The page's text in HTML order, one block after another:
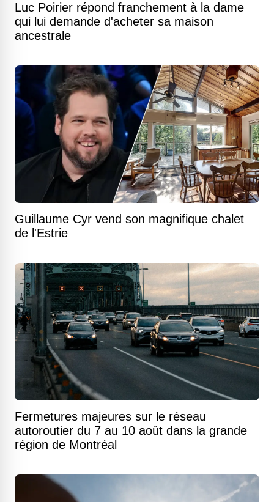
Luc Poirier répond franchement à la dame
qui lui demande d'acheter sa maison
ancestrale
Guillaume Cyr vend son magnifique chalet
de l'Estrie
Fermetures majeures sur le réseau
autoroutier du 7 au 10 août dans la grande
région de Montréal